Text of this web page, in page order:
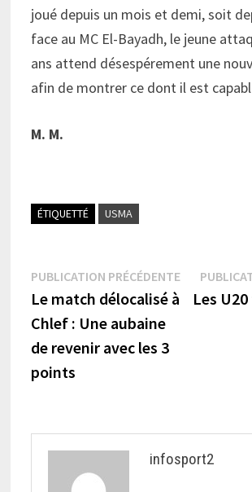
joué depuis un mois et demi, soit
face au MC El-Bayadh, le jeune
ans attend désespérement une
afin de montrer ce dont il est
M. M.
ÉTIQUETTÉ USMA
Navigation
de
l’article
PUBLICATION PRÉCÉDENTEPublication
précédente
Le match délocalisé à
Chlef : Une aubaine
de revenir avec les 3
points
Les
infosport2